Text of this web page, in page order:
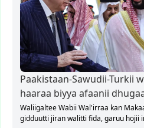
Paakistaan-Sawudii-Turkii
haaraa biyya afaanii
Waliigaltee Wabii Wal'irraa kan
gidduutti jiran walitti fida, garuu hojii